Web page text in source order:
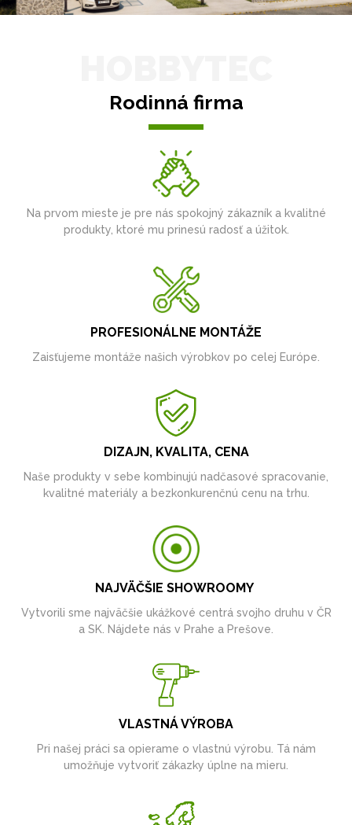
Rodinná firma
Na prvom mieste je pre nás spokojný zákazník a kvalitné
produkty, ktoré mu prinesú radosť a úžitok.
PROFESIONÁLNE MONTÁŽE
Zaisťujeme montáže našich výrobkov po celej Európe.
DIZAJN, KVALITA, CENA
Naše produkty v sebe kombinujú nadčasové spracovanie,
kvalitné materiály a bezkonkurenčnú cenu na trhu.
NAJVÄČŠIE SHOWROOMY
Vytvorili sme najväčšie ukážkové centrá svojho druhu v ČR
a SK. Nájdete nás v Prahe a Prešove.
VLASTNÁ VÝROBA
Pri našej práci sa opierame o vlastnú výrobu. Tá nám
umožňuje vytvoriť zákazky úplne na mieru.